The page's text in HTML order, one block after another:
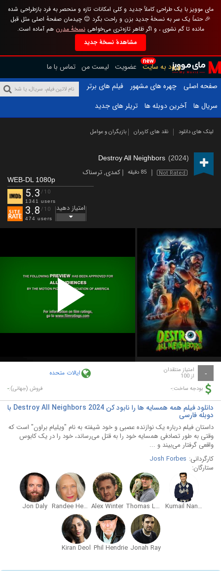
مای موویز با یک طراحی کاملاً جدید و کلی امکانات تازه و منحصر به فرد بازطراحی شده
🎉 حتماً یک سر به نسخهٔ جدید بزن و راحت بگرد 😊 چیدمان صفحهٔ اصلی مثل قبل
مانده تا گم نشوی ، و اگر ظاهر تازه‌تری می‌خواهینسخهٔ مدرن هم آماده است.
مشاهدهٔ نسخهٔ جدید
new
ورود به سایت عضویت لیست من تماس با ما
صفحه اصلی
چهره های مشهور
فیلم های برتر
سریال ها
آخرین دوبله ها تریلر های جدید
لینک های دانلود نقد های کاربران بازیگران و عوامل
Destroy All Neighbors (2024)
Not Rated 85 دقیقه کمدی,ترسناک
WEB-DL 1080p
5.3 /10
1341 users
3.8 /10
474 users
امتیاز دهید
Play
Video
- امتیاز منتقدان
از 100 ایالات متحده
بودجه ساخت:- فروش (جهانی):-
دانلود فیلم همه همسایه ها را نابود کن Destroy All Neighbors 2024 با
دوبله فارسی
داستان فیلم درباره یک نوازنده عصبی و خود شیفته به نام "ویلیام براون" است که
وقتی به طور تصادفی همسایه خود را به قتل می‌رساند، خود را در یک کابوس
واقعی گرفتار می‌بیند و ...
کارگردانی: Josh Forbes
ستارگان:
Kumail Nanjiani
Thomas Lennon
Alex Winter
Randee Heller
Jon Daly
Jonah Ray
Phil Hendrie
Kiran Deol